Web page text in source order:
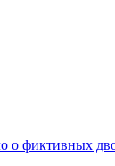
о фиктивных